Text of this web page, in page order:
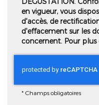
en vigueur, vous
d'accès, de
d'effacement sur les
concernent. Pour plus
* Champs obligatoires